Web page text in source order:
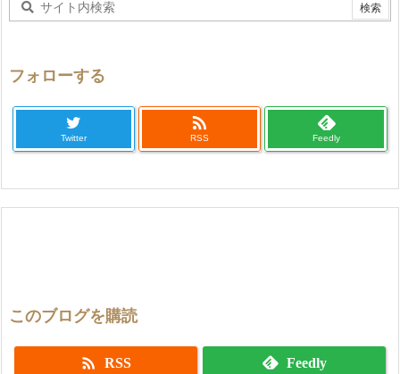
フォローする
Twitter

RSS Feedly
このブログを購読
 RSS Feedly